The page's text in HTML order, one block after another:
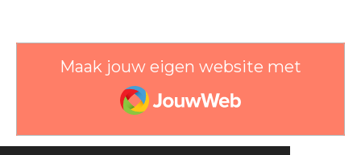
Maak jouw eigen website met
JouwWeb